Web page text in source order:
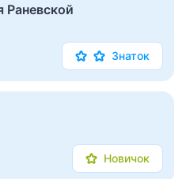
Раневской
Знаток
Новичок